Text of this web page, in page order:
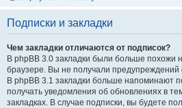
Подписки и закладки
Чем закладки отличаются от подписок?
В phpBB 3.0 закладки были больше похожи
браузере. Вы не получали
В phpBB 3.1 закладки больше напоминают
получать уведомления об обновлениях в
закладках. В случае подписки, вы будете